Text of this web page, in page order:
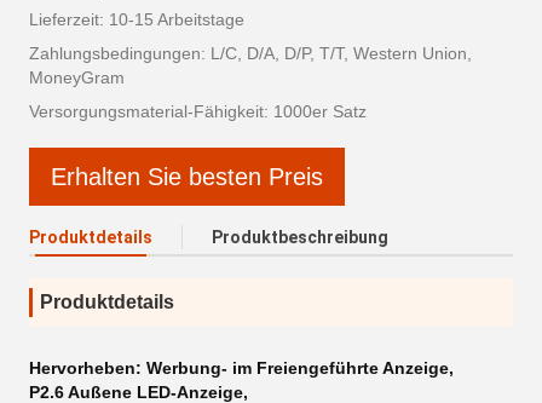
Lieferzeit: 10-15 Arbeitstage
Zahlungsbedingungen: L/C, D/A, D/P, T/T, Western Union,
MoneyGram
Versorgungsmaterial-Fähigkeit: 1000er Satz
Erhalten Sie besten Preis
Produktdetails Produktbeschreibung
Produktdetails
Hervorheben: Werbung- im Freiengeführte Anzeige,
P2.6 Außene LED-Anzeige,